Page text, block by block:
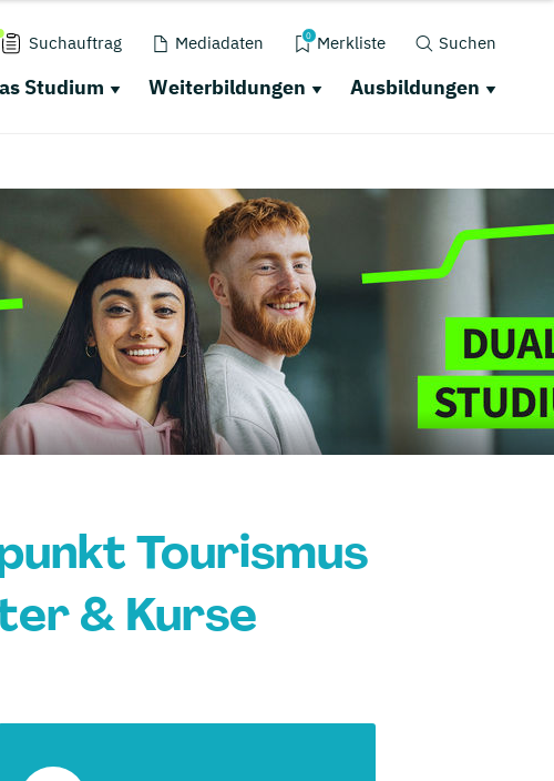
Suchauftrag Mediadaten 0 Merkliste Suchen
Studium Weiterbildungen Ausbildungen
Tourismus
& Kurse